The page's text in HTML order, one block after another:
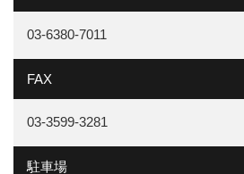
03-6380-7011
FAX
03-3599-3281
駐車場